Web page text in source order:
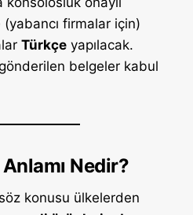
firmalar için)
Türkçeyapılacak.
belgeler kabul
Nedir?
konusu ülkelerden